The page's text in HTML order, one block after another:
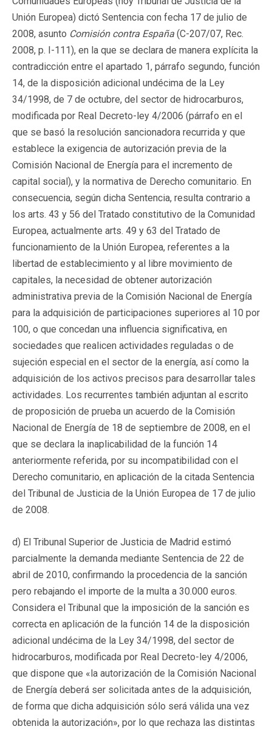
Unión Europea) dictó Sentencia con fecha 17 de julio de
2008, asunto Comisión contra España (C-207/07, Rec.
2008, p. I-111), en la que se declara de manera explícita la
contradicción entre el apartado 1, párrafo segundo, función
14, de la disposición adicional undécima de la Ley
34/1998, de 7 de octubre, del sector de hidrocarburos,
modificada por Real Decreto-ley 4/2006 (párrafo en el
que se basó la resolución sancionadora recurrida y que
establece la exigencia de autorización previa de la
Comisión Nacional de Energía para el incremento de
capital social), y la normativa de Derecho comunitario. En
consecuencia, según dicha Sentencia, resulta contrario a
los arts. 43 y 56 del Tratado constitutivo de la Comunidad
Europea, actualmente arts. 49 y 63 del Tratado de
funcionamiento de la Unión Europea, referentes a la
libertad de establecimiento y al libre movimiento de
capitales, la necesidad de obtener autorización
administrativa previa de la Comisión Nacional de Energía
para la adquisición de participaciones superiores al 10 por
100, o que concedan una influencia significativa, en
sociedades que realicen actividades reguladas o de
sujeción especial en el sector de la energía, así como la
adquisición de los activos precisos para desarrollar tales
actividades. Los recurrentes también adjuntan al escrito
de proposición de prueba un acuerdo de la Comisión
Nacional de Energía de 18 de septiembre de 2008, en el
que se declara la inaplicabilidad de la función 14
anteriormente referida, por su incompatibilidad con el
Derecho comunitario, en aplicación de la citada Sentencia
del Tribunal de Justicia de la Unión Europea de 17 de julio
de 2008.
d) El Tribunal Superior de Justicia de Madrid estimó
parcialmente la demanda mediante Sentencia de 22 de
abril de 2010, confirmando la procedencia de la sanción
pero rebajando el importe de la multa a 30.000 euros.
Considera el Tribunal que la imposición de la sanción es
correcta en aplicación de la función 14 de la disposición
adicional undécima de la Ley 34/1998, del sector de
hidrocarburos, modificada por Real Decreto-ley 4/2006,
que dispone que «la autorización de la Comisión Nacional
de Energía deberá ser solicitada antes de la adquisición,
de forma que dicha adquisición sólo será válida una vez
obtenida la autorización», por lo que rechaza las distintas